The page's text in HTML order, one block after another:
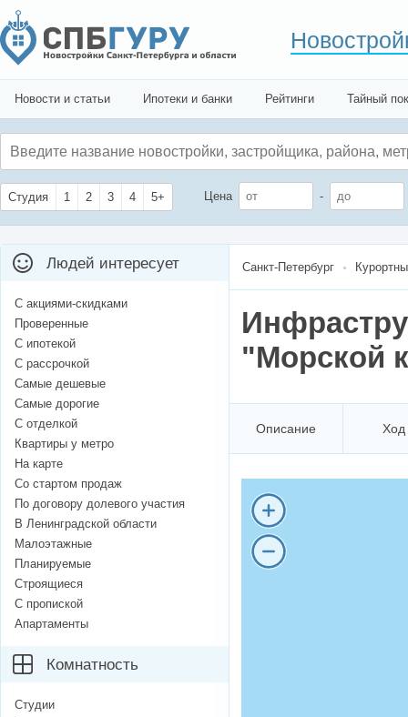
Новости и статьи Ипотеки и банки Рейтинги Тайный
Студия 1 2 3 4 5+ Цена -
Санкт-Петербург
"Морской
Описание Ход
Людей интересует
С акциями-скидками
Проверенные
С ипотекой
С рассрочкой
Самые дешевые
Самые дорогие
С отделкой
Квартиры у метро
На карте
Со стартом продаж
По договору долевого участия
В Ленинградской области
Малоэтажные
Планируемые
Строящиеся
С пропиской
Апартаменты
Комнатность
Студии